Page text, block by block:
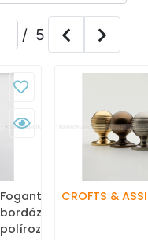
/ 5
Fogantyú - Douglas
bordázott - 1 furatos -
polírozott nikkel - Réz -
CROFTS &